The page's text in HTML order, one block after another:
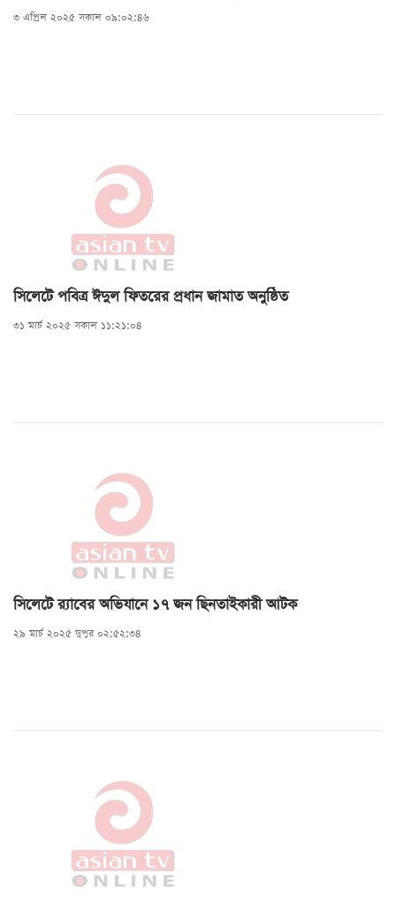
৩ এপ্রিল ২০২৫ সকাল ০৯:০২:৪৬
সিলেটে পবিত্র ঈদুল ফিতরের প্রধান জামাত অনুষ্ঠিত
৩১ মার্চ ২০২৫ সকাল ১১:২১:০৪
সিলেটে র‍্যাবের অভিযানে ১৭ জন ছিনতাইকারী আটক
২৯ মার্চ ২০২৫ দুপুর ০২:৫২:৩৪